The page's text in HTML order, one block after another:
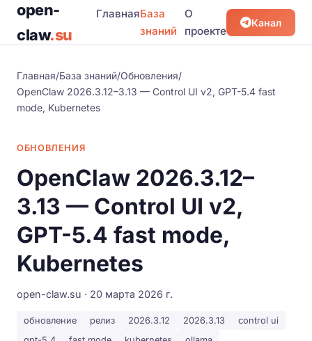
open-
claw.su
ГлавнаяБаза
знаний
О
проекте
Канал
Главная/База знаний/Обновления/
OpenClaw 2026.3.12–3.13 — Control UI v2, GPT-5.4 fast
mode, Kubernetes
ОБНОВЛЕНИЯ
OpenClaw 2026.3.12–
3.13 — Control UI v2,
GPT-5.4 fast mode,
Kubernetes
open-claw.su · 20 марта 2026 г.
обновление релиз 2026.3.12 2026.3.13
control ui